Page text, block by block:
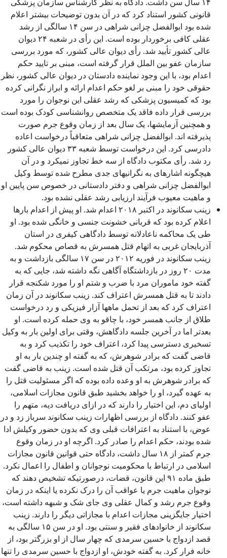
قانونی کشور استناد کرد که در آن بدون توضیحات بیشتر اعلام
شده بود ابوالفضل چزانی شراهی در سن ۱۴ سالگی از رشد
عقلی کافی برخوردار بوده است. این رأی در شعبه ۲۴ دیوان
عالی کشور تأیید شد. رأی دیوان عالی کشور، که مورد بررسی
سازمان عفو بین الملل قرار گرفته است، مبنی بر تایید حکم
اعدام بود، با این وجود نماینده دادستان در دیوان عالی کشور، نظر
حقوقی خود را مبنی بر لغو حکم اعدام ارائه و ابراز نگرانی کرده
بود که کمیسیون پزشکی که رشد عقلی این نوجوان را مورد
بررسی قرار داده فاقد یک متخصص روانشناسی کودک بوده است
و همچنین آزمایشها، یک سال بعد از زمان وقوع جرم صورت
پذیرفته اند. ابوالفضل چزانی شراهی متعاقباً درخواست اعاده
دادرسی کرد. این درخواست توسط شعبه ۳۳ دیوان عالی کشور
رد شد. رأی مکتوب دادگاه از سه خط تجاوز نمیکرد و در آن
هیچگونه اشاره­ای به نگرانیهای جدی مطرح شده توسط وکیل
ابوالفضل چزانی شراهی و دفتر دادستانی در خصوص سن پایین او
و ماهیت معیوب فرآیند ارزیابی رشد عقلی نشده بود.
زینب سکانوند در اکتبر ۲۰۱۸ اعدام شد. او پیش از اعدام بارها
اعلام کرده بود که قربانی خشونت جنسی و خانگی شده بود. او
طی یک محاکمه ناعادلانه توسط دادگاهی کیفری در استان
آذربایجان غربی به اتهام قتل همسرش به قصاص محکوم شد.
زینب سکانوند در فوریه ۲۰۱۲ در سن ۱۷ سالگی بازداشت و به
مدت ۲۰ روز در بازداشتگاه آگاهی نگه داشته شد، جایی که به
گفته خود ماموران مرد با ضرب و شتم او را مورد شکنجه قرار
دادند تا به قتل همسرش اعتراف کند. زینب سکانوند در آن زمان
اعتراف کرد که بعد از تحمل ماهها آزار فیزیکی و رد درخواست
طلاق از جانب همسر خود، با چاقو به وی حمله کرده است. او
بعدتر اما در آخرین جلسه دادگاهش، وقتی برای اولین بار به وکیل
تسخیری دسترسی پیدا کرد، اعتراف خود را تکذیب کرد و به
قاضی گفت که برادر شوهرش، که به گفته او چندین بار به او
تجاوز کرده بود، مرتکب آن قتل شده است. زینب به قاضی گفت
که برادر شوهرش به او وعده داده بوده که اگر مسئولیت قتل را
به عهده گیرد، او را خواهد بخشید طبق قانون مجازات اسلامی،
اولیای دم، این اختیار را دارند که در ازای دریافت دیه، متهم را
عفو کنند. دادگاه از بررسی اظهارات زینب سکانوند سرباز زد و در
عوض، با استناد به اعترافات قبلی وی که بدون حضور وکیلش ادا
شده بودند، حکم اعدام را صادر کرد. اگرچه او در زمان وقوع
جرم کمتر از ۱۸ سال داشت، دادگاه حتی قوانین قانون مجازات
اسلامی در ارتباط با محکومیت نوجوانان و اطفال را اعمال نکرد.
طبق ماده ۹۱ این قانون، قضات، درصورتیکه تشخیص دهند که
نوجوان ماهیت جرم یا عواقب آن را درک نکرده یا اینکه در زمان
وقوع جرم رشد و کمال عقلی وی جای شک و شبهه داشته است،
اختیار جایگزینی مجازات اعدام با مجازاتی دیگر را دارند. زینب
سکانوند از خانوادهای فقیر و سنتی بود. او در سن ۱۵ سالگی به
قصد ازدواج با حسین سرمدی که چهار سال از او بزرگتر بود، از
خانه فرار کرد. به گفته خودش، او ازدواج با حسین سرمدی را تنها